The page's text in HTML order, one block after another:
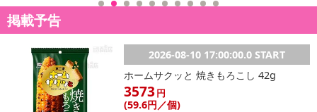
掲載予告
2026-08-10 17:00:00.0 START
ホームサクッと 焼きもろこし 42g
3573円
(59.6円 ／個)